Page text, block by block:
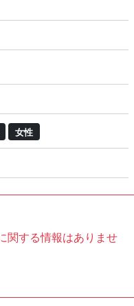
女性
関する情報はありませ